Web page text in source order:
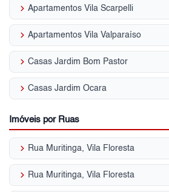
keyboard_arrow_right Apartamentos Vila Scarpelli
keyboard_arrow_right Apartamentos Vila Valparaíso
keyboard_arrow_right Casas Jardim Bom Pastor
keyboard_arrow_right Casas Jardim Ocara
Imóveis por Ruas
keyboard_arrow_right Rua Muritinga, Vila Floresta
keyboard_arrow_right Rua Muritinga, Vila Floresta